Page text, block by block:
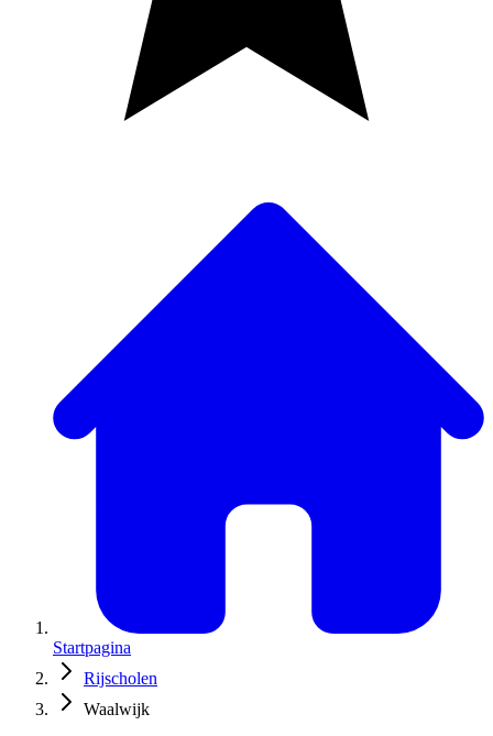
Startpagina
Rijscholen
Waalwijk